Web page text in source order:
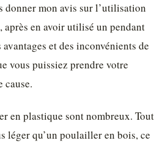
donner mon avis sur l’utilisation
en avoir utilisé un pendant
et des inconvénients de
vous puissiez prendre votre
cause.
en plastique sont nombreux. Tout
léger qu’un poulailler en bois, ce